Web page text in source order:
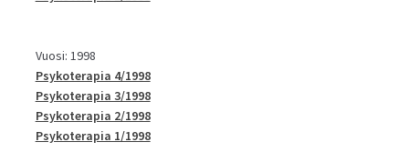
Vuosi: 1998
Psykoterapia 4/1998
Psykoterapia 3/1998
Psykoterapia 2/1998
Psykoterapia 1/1998